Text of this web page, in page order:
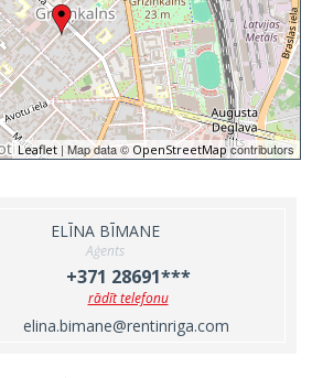
Leaflet | Map data © OpenStreetMapcontributors
ELĪNA BĪMANE
Aģents
+371 28691***
rādīt telefonu
elina.bimane@rentinriga.com